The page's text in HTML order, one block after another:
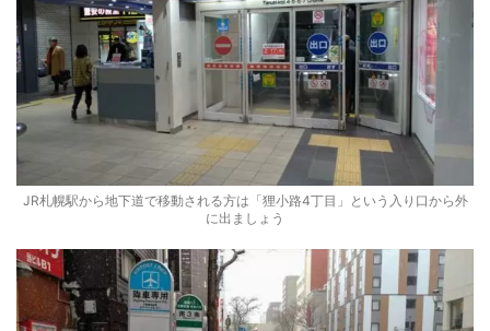
JR札幌駅から地下道で移動される方は「狸小路4丁目」という入り口から外
に出ましょう